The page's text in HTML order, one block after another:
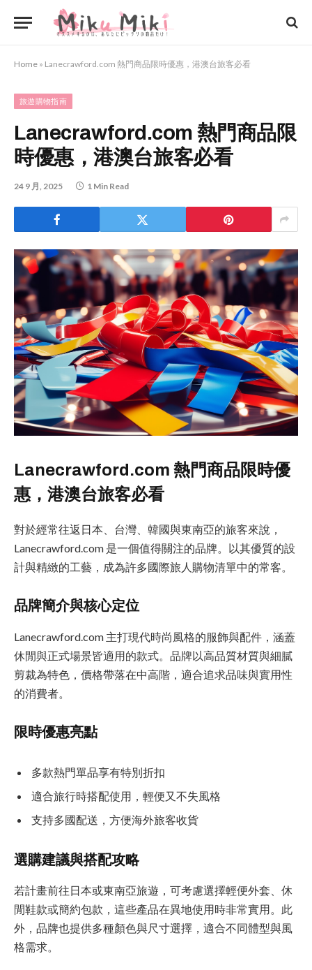
Home » Lanecrawford.com 熱門商品限時優惠，港澳台旅客必看
旅遊購物指南
Lanecrawford.com 熱門商品限
時優惠，港澳台旅客必看
24 9 月, 2025 1 Min Read
Lanecrawford.com 熱門商品限時優
惠，港澳台旅客必看
對於經常往返日本、台灣、韓國與東南亞的旅客來說，
Lanecrawford.com 是一個值得關注的品牌。以其優質的設
計與精緻的工藝，成為許多國際旅人購物清單中的常客。
品牌簡介與核心定位
Lanecrawford.com 主打現代時尚風格的服飾與配件，涵蓋
休閒與正式場景皆適用的款式。品牌以高品質材質與細膩
剪裁為特色，價格帶落在中高階，適合追求品味與實用性
的消費者。
限時優惠亮點
多款熱門單品享有特別折扣
適合旅行時搭配使用，輕便又不失風格
支持多國配送，方便海外旅客收貨
選購建議與搭配攻略
若計畫前往日本或東南亞旅遊，可考慮選擇輕便外套、休
閒鞋款或簡約包款，這些產品在異地使用時非常實用。此
外，品牌也提供多種顏色與尺寸選擇，適合不同體型與風
格需求。